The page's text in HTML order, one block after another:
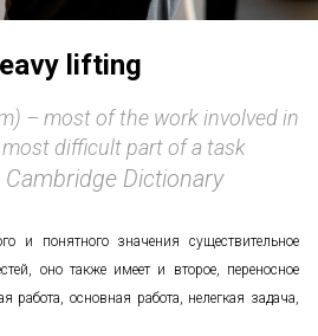
lifting
– most of the work involved in
difficult part of a task
Dictionary
и понятного значения существительное
оно также имеет и второе, переносное
работа, основная работа, нелегкая задача,